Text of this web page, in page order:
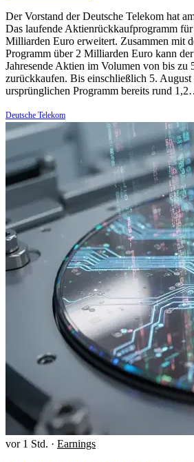
Der Vorstand der Deutsche Telekom hat
Das laufende Aktienrückkaufprogramm
Milliarden Euro erweitert. Zusammen mit
Programm über 2 Milliarden Euro kann
Jahresende Aktien im Volumen von bis zu
zurückkaufen. Bis einschließlich 5. August
ursprünglichen Programm bereits rund
Deutsche Telekom
vor 1 Std. · Earnings